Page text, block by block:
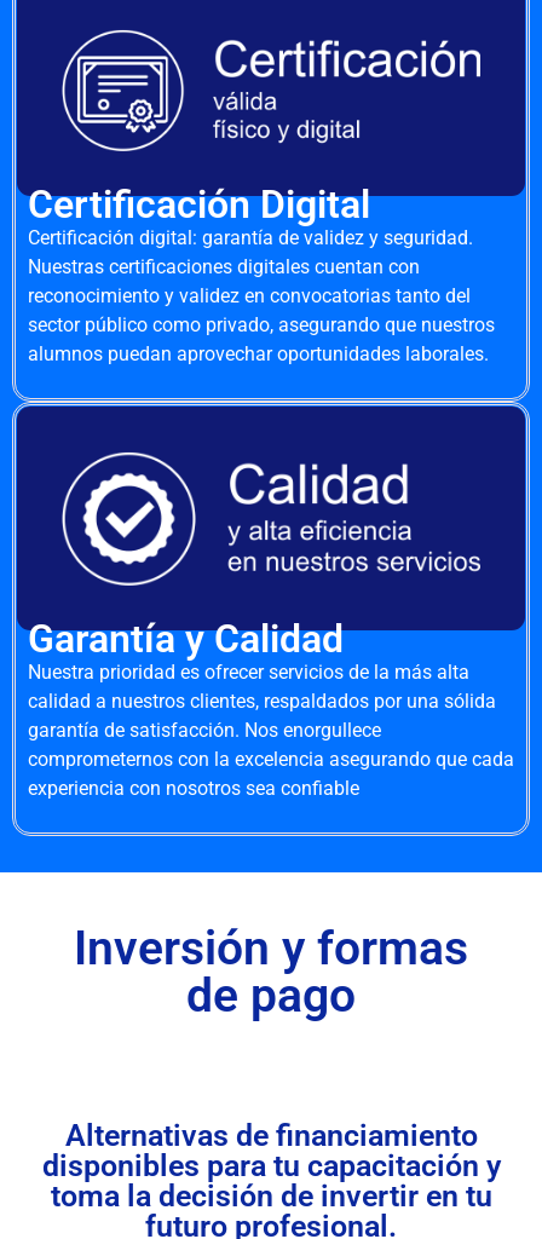
Certificación Digital
Certificación digital: garantía de validez y seguridad.
Nuestras certificaciones digitales cuentan con
reconocimiento y validez en convocatorias tanto del
sector público como privado, asegurando que nuestros
alumnos puedan aprovechar oportunidades laborales.
Garantía y Calidad
Nuestra prioridad es ofrecer servicios de la más alta
calidad a nuestros clientes, respaldados por una sólida
garantía de satisfacción. Nos enorgullece
comprometernos con la excelencia asegurando que cada
experiencia con nosotros sea confiable
Inversión y formas
de pago
Alternativas de financiamiento
disponibles para tu capacitación y
toma la decisión de invertir en tu
futuro profesional.